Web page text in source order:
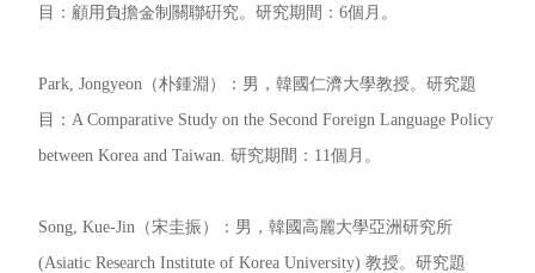
目：顧用負擔金制關聯硏究。研究期間：6個月。
Park, Jongyeon（朴鍾淵）：男，韓國仁濟大學教授。研究題
目：A Comparative Study on the Second Foreign Language Policy
between Korea and Taiwan. 研究期間：11個月。
Song, Kue-Jin（宋圭振）：男，韓國高麗大學亞洲研究所
(Asiatic Research Institute of Korea University) 教授。研究題